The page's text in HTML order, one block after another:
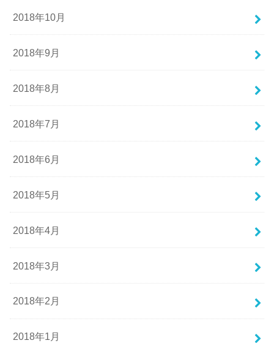
2018年10月
2018年9月
2018年8月
2018年7月
2018年6月
2018年5月
2018年4月
2018年3月
2018年2月
2018年1月